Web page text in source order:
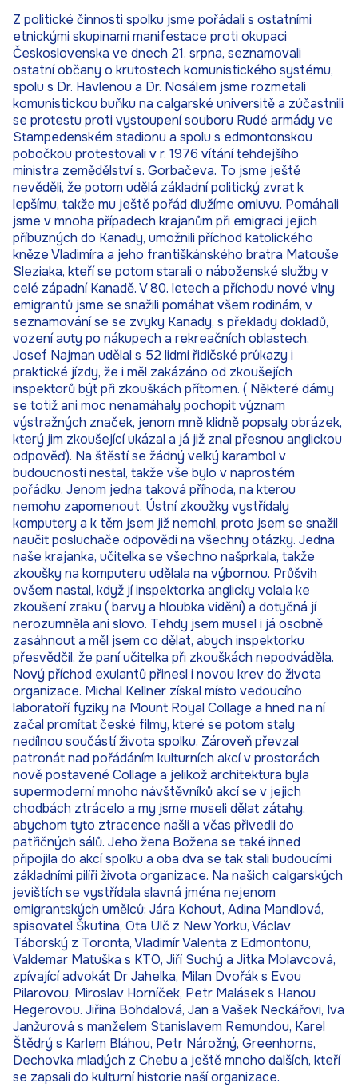
Z politické činnosti spolku jsme pořádali s ostatními
etnickými skupinami manifestace proti okupaci
Československa ve dnech 21. srpna, seznamovali
ostatní občany o krutostech komunistického systému,
spolu s Dr. Havlenou a Dr. Nosálem jsme rozmetali
komunistickou buňku na calgarské universitě a zúčastnili
se protestu proti vystoupení souboru Rudé armády ve
Stampedenském stadionu a spolu s edmontonskou
pobočkou protestovali v r. 1976 vítání tehdejšího
ministra zemědělství s. Gorbačeva. To jsme ještě
nevěděli, že potom udělá základní politický zvrat k
lepšímu, takže mu ještě pořád dlužíme omluvu. Pomáhali
jsme v mnoha případech krajanům při emigraci jejich
příbuzných do Kanady, umožnili příchod katolického
kněze Vladimíra a jeho františkánského bratra Matouše
Sleziaka, kteří se potom starali o náboženské služby v
celé západní Kanadě. V 80. letech a příchodu nové vlny
emigrantů jsme se snažili pomáhat všem rodinám, v
seznamování se se zvyky Kanady, s překlady dokladů,
vození auty po nákupech a rekreačních oblastech,
Josef Najman udělal s 52 lidmi řidičské průkazy i
praktické jízdy, že i měl zakázáno od zkoušejích
inspektorů být při zkouškách přítomen. ( Některé dámy
se totiž ani moc nenamáhaly pochopit význam
výstražných značek, jenom mně klidně popsaly obrázek,
který jim zkoušející ukázal a já již znal přesnou anglickou
odpověď). Na štěstí se žádný velký karambol v
budoucnosti nestal, takže vše bylo v naprostém
pořádku. Jenom jedna taková příhoda, na kterou
nemohu zapomenout. Ústní zkoužky vystřídaly
komputery a k těm jsem již nemohl, proto jsem se snažil
naučit posluchače odpovědi na všechny otázky. Jedna
naše krajanka, učitelka se všechno našprkala, takže
zkoušky na komputeru udělala na výbornou. Průšvih
ovšem nastal, když jí inspektorka anglicky volala ke
zkoušení zraku ( barvy a hloubka vidění) a dotyčná jí
nerozumněla ani slovo. Tehdy jsem musel i já osobně
zasáhnout a měl jsem co dělat, abych inspektorku
přesvědčil, že paní učitelka při zkouškách nepodváděla.
Nový příchod exulantů přinesl i novou krev do života
organizace. Michal Kellner získal místo vedoucího
laboratoří fyziky na Mount Royal Collage a hned na ní
začal promítat české filmy, které se potom staly
nedílnou součástí života spolku. Zároveň převzal
patronát nad pořádáním kulturních akcí v prostorách
nově postavené Collage a jelikož architektura byla
supermoderní mnoho návštěvníků akcí se v jejich
chodbách ztrácelo a my jsme museli dělat zátahy,
abychom tyto ztracence našli a včas přivedli do
patřičných sálů. Jeho žena Božena se také ihned
připojila do akcí spolku a oba dva se tak stali budoucími
základními pilíři života organizace. Na našich calgarských
jevištích se vystřídala slavná jména nejenom
emigrantských umělců: Jára Kohout, Adina Mandlová,
spisovatel Škutina, Ota Ulč z New Yorku, Václav
Táborský z Toronta, Vladimír Valenta z Edmontonu,
Valdemar Matuška s KTO, Jiří Suchý a Jitka Molavcová,
zpívající advokát Dr Jahelka, Milan Dvořák s Evou
Pilarovou, Miroslav Horníček, Petr Malásek s Hanou
Hegerovou. Jiřina Bohdalová, Jan a Vašek Neckářovi, Iva
Janžurová s manželem Stanislavem Remundou, Karel
Štědrý s Karlem Bláhou, Petr Nárožný, Greenhorns,
Dechovka mladých z Chebu a ještě mnoho dalších, kteří
se zapsali do kulturní historie naší organizace.